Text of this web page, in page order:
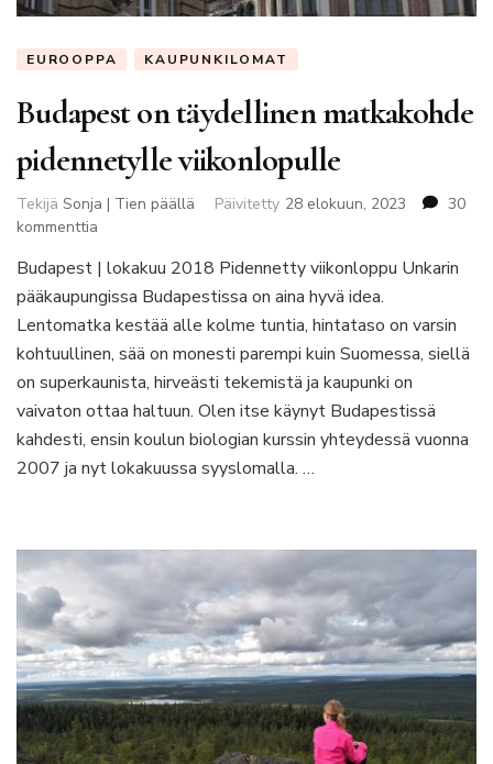
EUROOPPA KAUPUNKILOMAT
Budapest on täydellinen matkakohde
pidennetylle viikonlopulle
Tekijä Sonja | Tien päällä Päivitetty 28 elokuun, 2023
30
kommenttia
on
täydellinen
matkakohde
viikonlopulle
Budapest | lokakuu 2018 Pidennetty viikonloppu Unkarin
pääkaupungissa Budapestissa on aina hyvä idea.
Lentomatka kestää alle kolme tuntia, hintataso on varsin
kohtuullinen, sää on monesti parempi kuin Suomessa, siellä
on superkaunista, hirveästi tekemistä ja kaupunki on
vaivaton ottaa haltuun. Olen itse käynyt Budapestissä
kahdesti, ensin koulun biologian kurssin yhteydessä vuonna
2007 ja nyt lokakuussa syyslomalla. …